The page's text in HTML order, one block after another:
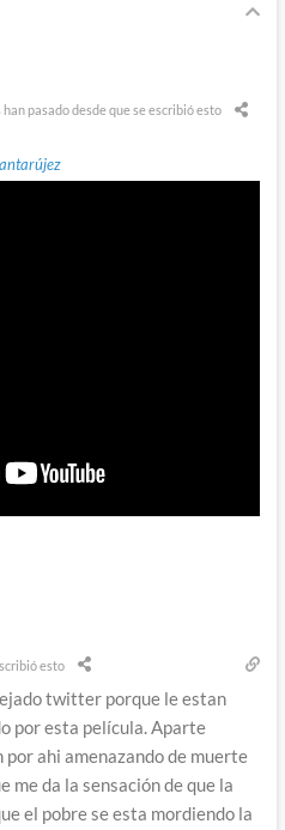
han pasado desde que se escribió esto
esto
twitter porque le estan
por esta película. Aparte
ahi amenazando de muerte
me da la sensación de que la
el pobre se esta mordiendo la